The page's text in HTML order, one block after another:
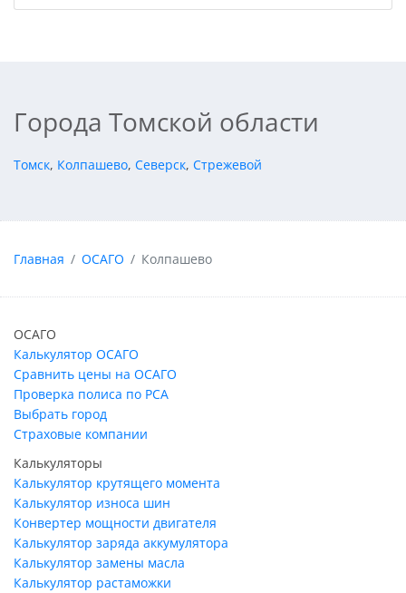
Города Томской области
Томск, Колпашево, Северск, Стрежевой
Главная ОСАГО Колпашево
ОСАГО
Калькулятор ОСАГО
Сравнить цены на ОСАГО
Проверка полиса по РСА
Выбрать город
Страховые компании
Калькуляторы
Калькулятор крутящего момента
Калькулятор износа шин
Конвертер мощности двигателя
Калькулятор заряда аккумулятора
Калькулятор замены масла
Калькулятор растаможки